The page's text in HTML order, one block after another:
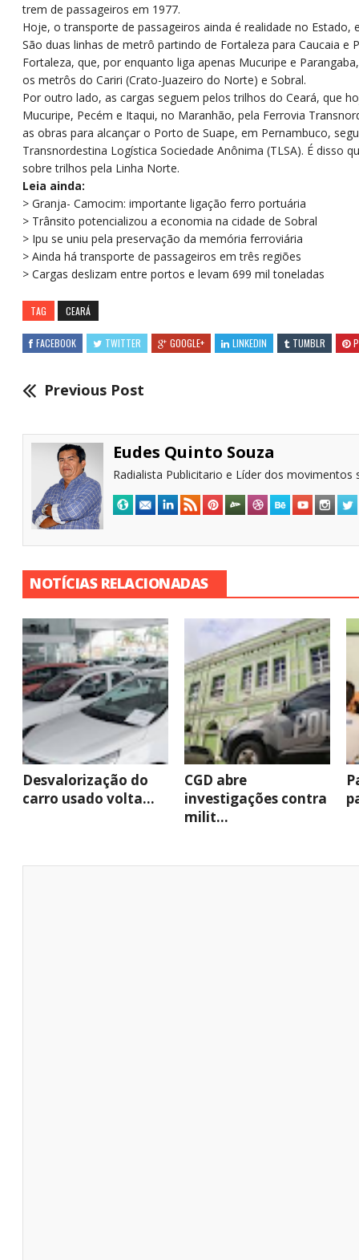
trem de passageiros em 1977.
Hoje, o transporte de passageiros ainda é realidade no Estado,
São duas linhas de metrô partindo de Fortaleza para Caucaia e
Fortaleza, que, por enquanto liga apenas Mucuripe e
os metrôs do Cariri (Crato-Juazeiro do Norte) e Sobral.
Por outro lado, as cargas seguem pelos trilhos do Ceará, que
Mucuripe, Pecém e Itaqui, no Maranhão, pela Ferrovia
as obras para alcançar o Porto de Suape, em Pernambuco,
Transnordestina Logística Sociedade Anônima (TLSA). É disso
sobre trilhos pela Linha Norte.
Leia ainda:
> Granja- Camocim: importante ligação ferro portuária
> Trânsito potencializou a economia na cidade de Sobral
> Ipu se uniu pela preservação da memória ferroviária
> Ainda há transporte de passageiros em três regiões
> Cargas deslizam entre portos e levam 699 mil toneladas
TAG CEARÁ
FACEBOOK TWITTER GOOGLE+ LINKEDIN TUMBLR
Previous Post
Eudes Quinto Souza
Radialista Publicitario e Líder dos movimentos
NOTÍCIAS RELACIONADAS
Desvalorização do
carro usado volta...
CGD abre
investigações contra
milit...